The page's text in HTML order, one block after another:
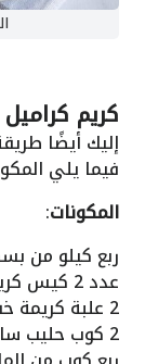
كريم
إليك أيضًا
فيما يلي
المكونات:
ربع كيلو من
عدد 2 كيس كريم كراميل.
2 علبة كريمة خفق.
2 كوب حليب سائل كامل الدسم.